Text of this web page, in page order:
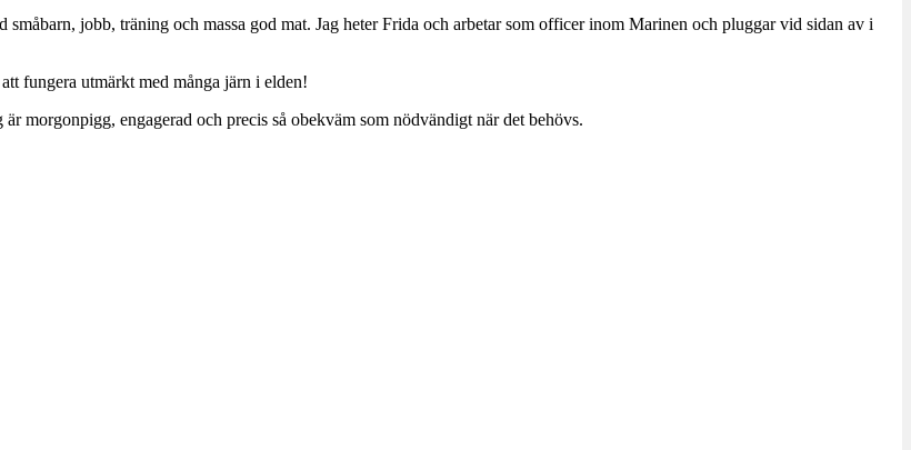
jobb, träning och massa god mat. Jag heter Frida och arbetar som officer inom Marinen och pluggar vid sidan av i
fungera utmärkt med många järn i elden!
morgonpigg, engagerad och precis så obekväm som nödvändigt när det behövs.